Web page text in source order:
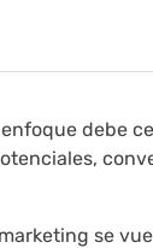
debe
se